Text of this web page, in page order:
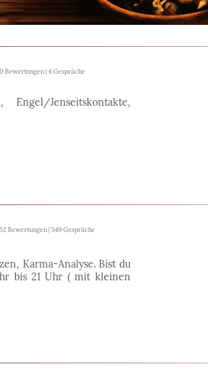
0 Bewertungen | 4 Gespräche
Engel/Jenseitskontakte,
52 Bewertungen | 549 Gespräche
Karma-Analyse. Bist du
bis 21 Uhr ( mit kleinen